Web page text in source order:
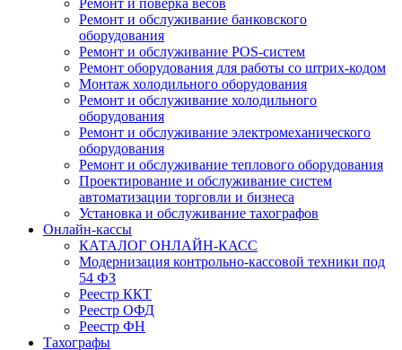
Ремонт и поверка весов
Ремонт и обслуживание банковского
оборудования
Ремонт и обслуживание POS-систем
Ремонт оборудования для работы со штрих-кодом
Монтаж холодильного оборудования
Ремонт и обслуживание холодильного
оборудования
Ремонт и обслуживание электромеханического
оборудования
Ремонт и обслуживание теплового оборудования
Проектирование и обслуживание систем
автоматизации торговли и бизнеса
Установка и обслуживание тахографов
Онлайн-кассы
КАТАЛОГ ОНЛАЙН-КАСС
Модернизация контрольно-кассовой техники под
54 ФЗ
Реестр ККТ
Реестр ОФД
Реестр ФН
Тахографы